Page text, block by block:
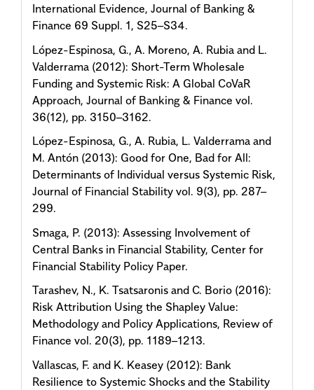
International Evidence, Journal of Banking &
Finance 69 Suppl. 1, S25–S34.
López-Espinosa, G., A. Moreno, A. Rubia and L.
Valderrama (2012): Short-Term Wholesale
Funding and Systemic Risk: A Global CoVaR
Approach, Journal of Banking & Finance vol.
36(12), pp. 3150–3162.
López-Espinosa, G., A. Rubia, L. Valderrama and
M. Antón (2013): Good for One, Bad for All:
Determinants of Individual versus Systemic Risk,
Journal of Financial Stability vol. 9(3), pp. 287–
299.
Smaga, P. (2013): Assessing Involvement of
Central Banks in Financial Stability, Center for
Financial Stability Policy Paper.
Tarashev, N., K. Tsatsaronis and C. Borio (2016):
Risk Attribution Using the Shapley Value:
Methodology and Policy Applications, Review of
Finance vol. 20(3), pp. 1189–1213.
Vallascas, F. and K. Keasey (2012): Bank
Resilience to Systemic Shocks and the Stability